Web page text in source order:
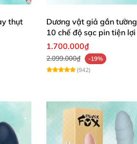
và ABS cao cấp. Silicone mang lại
và ABS cao cấp.
thụt
Dương vật giả gắn
10 chế độ sạc pin tiện lợi
1.700.000₫
2.099.000₫
-19%
(942)